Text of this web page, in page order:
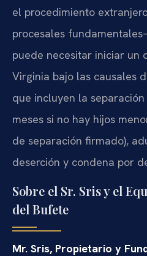
el procedimiento
procesales
puede necesitar iniciar un
Virginia bajo las causales
que incluyen la
meses si no hay hijos
de separación firmado),
deserción y condena por
Sobre el Sr. Sris y el
del Bufete
Mr. Sris, Propietario y